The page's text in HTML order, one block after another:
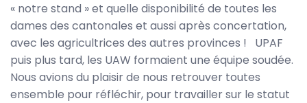
« notre stand » et quelle disponibilité de toutes les
dames des cantonales et aussi après concertation,
avec les agricultrices des autres provinces ! UPAF
puis plus tard, les UAW formaient une équipe soudée.
Nous avions du plaisir de nous retrouver toutes
ensemble pour réfléchir, pour travailler sur le statut